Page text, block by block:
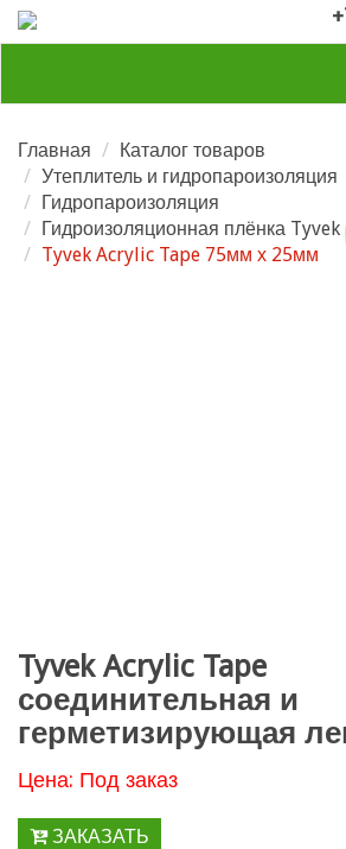
Главная
Каталог товаров
Утеплитель и гидропароизоляция
Гидропароизоляция
Гидроизоляционная плёнка Tyvek
Tyvek Acrylic Tape 75мм х 25мм
Tyvek Acrylic Tape
соединительная и
герметизирующая
Цена: Под заказ
ЗАКАЗАТЬ